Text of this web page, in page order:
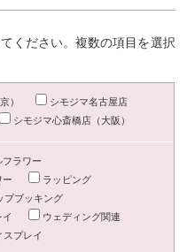
ください。複数の項目を選択
）
シモジマ名古屋店
シモジマ心斎橋店（大阪）
フラワー
ー
ラッピング
プブッキング
ウェディング関連
スプレイ